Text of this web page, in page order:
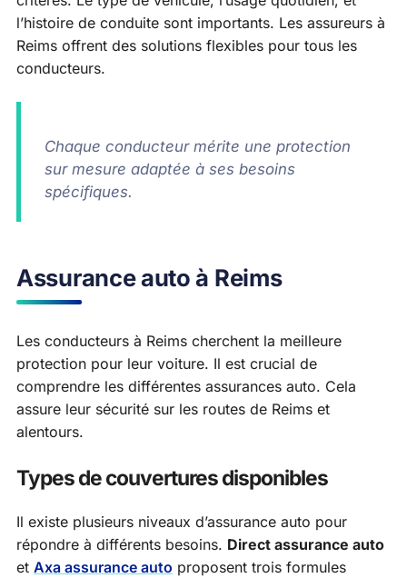
l’histoire de conduite sont importants. Les assureurs à
Reims offrent des solutions flexibles pour tous les
conducteurs.
Chaque conducteur mérite une protection
sur mesure adaptée à ses besoins
spécifiques.
Assurance auto à Reims
Les conducteurs à Reims cherchent la meilleure
protection pour leur voiture. Il est crucial de
comprendre les différentes assurances auto. Cela
assure leur sécurité sur les routes de Reims et
alentours.
Types de couvertures disponibles
Il existe plusieurs niveaux d’assurance auto pour
répondre à différents besoins. Direct assurance auto
et Axa assurance auto proposent trois formules